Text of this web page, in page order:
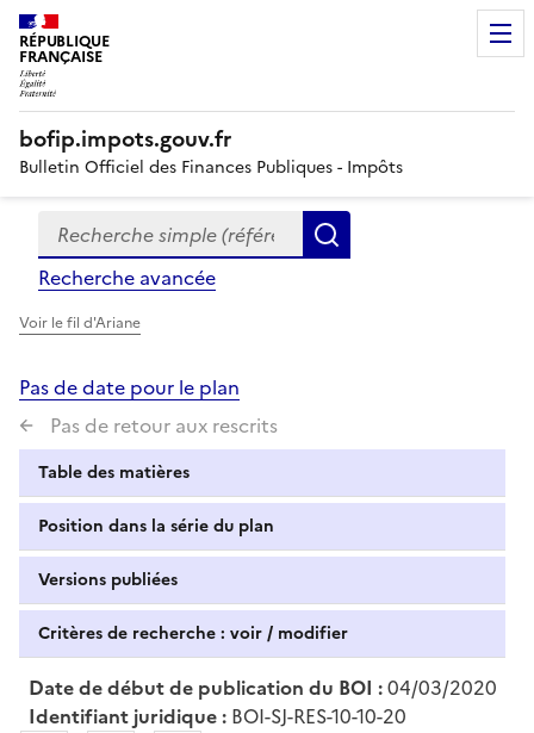
RÉPUBLIQUE
FRANÇAISE
bofip.impots.gouv.fr
Bulletin Officiel des Finances Publiques - Impôts
Formulaire
de
recherche
Recherche simple (références, mots clés, partie du
Recherche avancée
Voir le fil d'Ariane
Pas de date pour le plan
Pas de retour aux rescrits
Table des matières
Position dans la série du plan
Versions publiées
Critères de recherche : voir / modifier
Date de début de publication du BOI :04/03/2020
Identifiant juridique : BOI-SJ-RES-10-10-20